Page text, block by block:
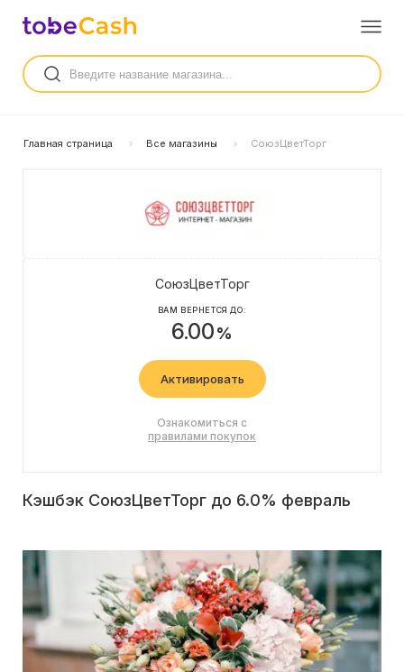
Главная страница Все магазины СоюзЦветТорг
СоюзЦветТорг
ВАМ ВЕРНЕТСЯ ДО:
6.00%
Активировать
Ознакомиться с
правилами покупок
Кэшбэк СоюзЦветТорг до 6.0% февраль